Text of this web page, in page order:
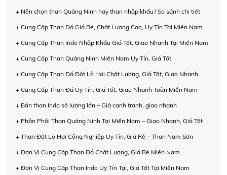
+ Nên chọn than Quảng Ninh hay than nhập khẩu? So sánh chi tiết
+ Cung Cấp Than Đá Giá Rẻ, Chất Lượng Cao, Uy Tín Tại Miền Nam
+ Cung Cấp Than Indo Nhập Khẩu Giá Tốt, Giao Nhanh Tại Miền Nam
+ Cung Cấp Than Quảng Ninh Miền Nam Uy Tín, Giá Tốt
+ Cung Cấp Than Đá Đốt Lò Hơi Chất Lượng, Giá Tốt, Giao Nhanh
+ Cung Cấp Than Đá Uy Tín, Giá Tốt, Giao Nhanh Toàn Miền Nam
+ Bán than Indo số lượng lớn – Giá cạnh tranh, giao nhanh
+ Phân Phối Than Quảng Ninh Tại Miền Nam – Giao Nhanh, Giá Tốt
+ Than Đốt Lò Hơi Công Nghiệp Uy Tín, Giá Rẻ – Than Nam Sơn
+ Đơn Vị Cung Cấp Than Đá Chất Lượng, Giá Rẻ Miền Nam
+ Đơn Vị Cung Cấp Than Indo Uy Tín Tại, Giá Tốt Tại Miền Nam